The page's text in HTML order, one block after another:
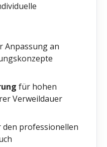
Anpassung an
für hohen
Verweildauer
den professionellen